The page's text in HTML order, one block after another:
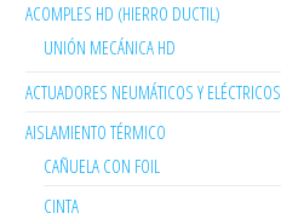
ACOMPLES HD (HIERRO DUCTIL)
UNIÓN MECÁNICA HD
ACTUADORES NEUMÁTICOS Y ELÉCTRICOS
AISLAMIENTO TÉRMICO
CAÑUELA CON FOIL
CINTA